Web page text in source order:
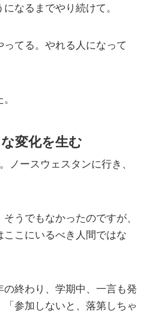
なるまでやり続けて。
ってる。やれる人になって
変化を生む
ノースウェスタンに行き、
うでもなかったのですが、
こにいるべき人間ではな
終わり、学期中、一言も発
参加しないと、落第しちゃ